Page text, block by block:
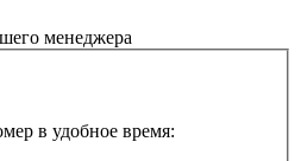
менеджера
в удобное время: